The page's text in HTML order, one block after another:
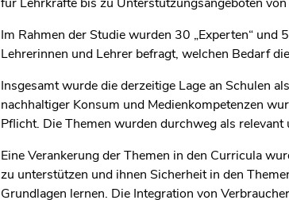
Im Rahmen der Studie wurden 30 „Experten“
Lehrerinnen und Lehrer befragt, welchen Bedarf
Insgesamt wurde die derzeitige Lage an Schulen
nachhaltiger Konsum und Medienkompetenzen
Pflicht. Die Themen wurden durchweg als
Eine Verankerung der Themen in den Curricula
zu unterstützen und ihnen Sicherheit in den
Grundlagen lernen. Die Integration von